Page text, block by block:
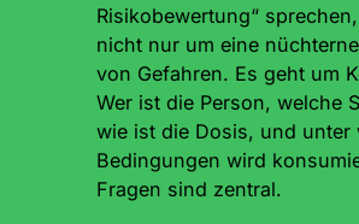
Risikobewertung“
nicht nur um eine
von Gefahren. Es geht um
Wer ist die Person, welche
wie ist die Dosis, und unter
Bedingungen wird
Fragen sind zentral.